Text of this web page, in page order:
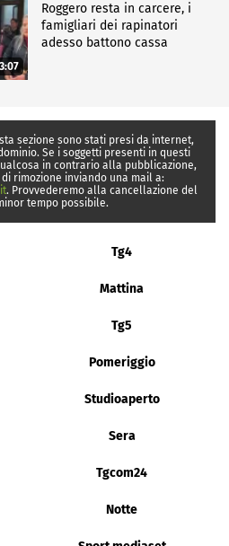
Roggero resta in carcere, i
famigliari dei rapinatori
adesso battono cassa
sezione sono stati presi da internet,
Se i soggetti presenti in questi
in contrario alla pubblicazione,
rimozione inviando una mail a:
. Provvederemo alla cancellazione del
tempo possibile.
Tg4
Mattina
Tg5
Pomeriggio
Studioaperto
Sera
Tgcom24
Notte